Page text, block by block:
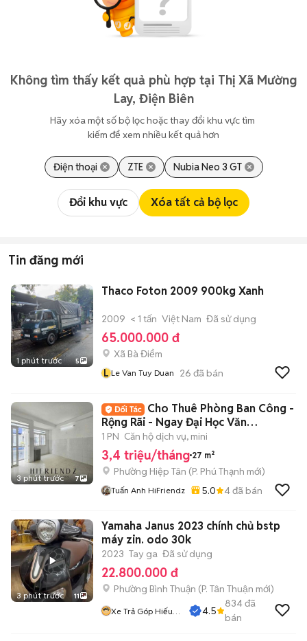
Không tìm thấy kết quả phù hợp tại Thị Xã Mường
Lay, Điện Biên
Hãy xóa một số bộ lọc hoặc thay đổi khu vực tìm
kiếm để xem nhiều kết quả hơn
Điện thoại ZTE Nubia Neo 3 GT
Đổi khu vực Xóa tất cả bộ lọc
Tin đăng mới
1 phút trước 5
Thaco Foton 2009 900kg Xanh
2009 < 1 tấn Việt Nam Đã sử dụng
65.000.000 đ
Xã Bà Điểm
L Le Van Tuy Duan 26 đã bán
3 phút trước 7
Cho Thuê Phòng Ban Công -
Rộng Rãi - Ngay Đại Học Văn
Hiến,Đầm Sen
1 PN Căn hộ dịch vụ, mini
3,4 triệu/tháng 27 m²
Phường Hiệp Tân (P. Phú Thạnh mới)
Tuấn Anh HiFriendz 5.0 4đã bán
3 phút trước 11
Yamaha Janus 2023 chính chủ bstp
máy zin. odo 30k
2023 Tay ga Đã sử dụng
22.800.000 đ
Phường Bình Thuận (P. Tân Thuận mới)
Xe Trả Góp Hiếu
4.5
834đã
bán